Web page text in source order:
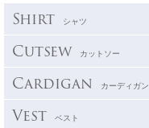
Shirt シャツ
Cutsew カットソー
Cardigan カーディガン
Vest ベスト